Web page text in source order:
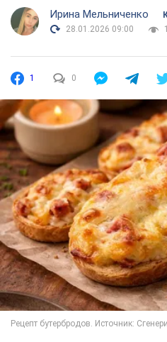
Ирина Мельниченко
28.01.2026 09:00
1 0